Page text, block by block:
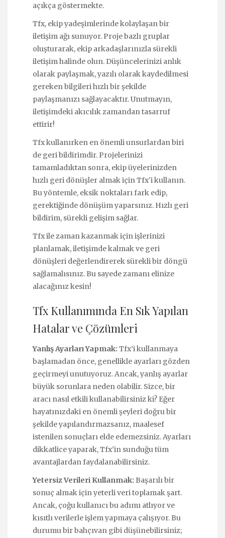
açıkça göstermekte.
Tfx, ekip yadeşimlerinde kolaylaşan bir
iletişim ağı sunuyor. Proje bazlı gruplar
oluşturarak, ekip arkadaşlarınızla sürekli
iletişim halinde olun. Düşüncelerinizi anlık
olarak paylaşmak, yazılı olarak kaydedilmesi
gereken bilgileri hızlı bir şekilde
paylaşmanızı sağlayacaktır. Unutmayın,
iletişimdeki akıcılık zamandan tasarruf
ettirir!
Tfx kullanırken en önemli unsurlardan biri
de geri bildirimdir. Projelerinizi
tamamladıktan sonra, ekip üyelerinizden
hızlı geri dönüşler almak için Tfx'i kullanın.
Bu yöntemle, eksik noktaları fark edip,
gerektiğinde dönüşüm yaparsınız. Hızlı geri
bildirim, sürekli gelişim sağlar.
Tfx ile zaman kazanmak için işlerinizi
planlamak, iletişimde kalmak ve geri
dönüşleri değerlendirerek sürekli bir döngü
sağlamalısınız. Bu sayede zamanı elinize
alacağınız kesin!
Tfx Kullanımında En Sık Yapılan
Hatalar ve Çözümleri
Yanlış Ayarları Yapmak: Tfx’i kullanmaya
başlamadan önce, genellikle ayarları gözden
geçirmeyi unutuyoruz. Ancak, yanlış ayarlar
büyük sorunlara neden olabilir. Sizce, bir
aracı nasıl etkili kullanabilirsiniz ki? Eğer
hayatınızdaki en önemli şeyleri doğru bir
şekilde yapılandırmazsanız, maalesef
istenilen sonuçları elde edemezsiniz. Ayarları
dikkatlice yaparak, Tfx’in sunduğu tüm
avantajlardan faydalanabilirsiniz.
Yetersiz Verileri Kullanmak: Başarılı bir
sonuç almak için yeterli veri toplamak şart.
Ancak, çoğu kullanıcı bu adımı atlıyor ve
kısıtlı verilerle işlem yapmaya çalışıyor. Bu
durumu bir bahçıvan gibi düşünebilirsiniz;